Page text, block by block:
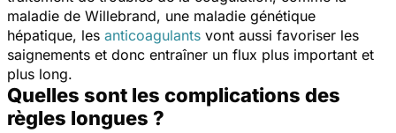
maladie de Willebrand, une maladie génétique
hépatique, les anticoagulants vont aussi favoriser les
saignements et donc entraîner un flux plus important et
plus long.
Quelles sont les complications des
règles longues ?